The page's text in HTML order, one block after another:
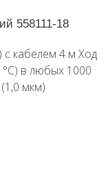
558111-18
с кабелем 4 м Ход
в любых 1000
мкм)